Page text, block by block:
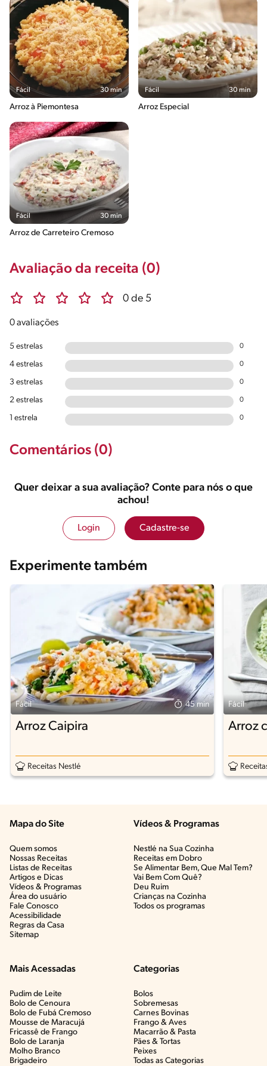
Fácil 30 min
Arroz à Piemontesa
Fácil 30 min
Arroz Especial
Fácil 30 min
Arroz de Carreteiro Cremoso
Avaliação da receita (0)
0 de 5
0 avaliações
5 estrelas 0
4 estrelas 0
3 estrelas 0
2 estrelas 0
1 estrela 0
Comentários (0)
Quer deixar a sua avaliação? Conte para nós o que
achou!
Login Cadastre-se
Experimente também
Fácil 45 min
Arroz Caipira
Receitas Nestlé
Fácil
Arroz
Mapa do Site
Quem somos
Nossas Receitas
Listas de Receitas​
Artigos e Dicas​
Vídeos & Programas​
Área do usuário
Fale Conosco
Acessibilidade
Regras da Casa
Sitemap
Vídeos & Programas​
Nestlé na Sua Cozinha
Receitas em Dobro
Se Alimentar Bem, Que Mal Tem?​
Vai Bem Com Quê?​
Deu Ruim​
Crianças na Cozinha​
Todos os programas
Mais Acessadas
Pudim de Leite
Bolo de Cenoura
Bolo de Fubá Cremoso
Mousse de Maracujá
Fricassê de Frango
Bolo de Laranja
Molho Branco
Brigadeiro
Categorias
Bolos
Sobremesas
Carnes Bovinas​
Frango & Aves​
Macarrão & Pasta​
Pães & Tortas​
Peixes
Todas as Categorias